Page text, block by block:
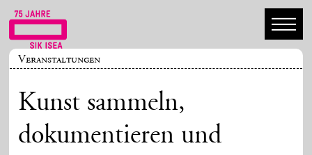
Veranstaltungen
Kunst sammeln,
dokumentieren und